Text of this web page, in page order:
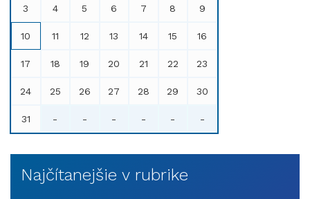
3 4 5 6 7 8 9
10 11 12 13 14 15 16
17 18 19 20 21 22 23
24 25 26 27 28 29 30
31 - - - - - -
Najčítanejšie v rubrike